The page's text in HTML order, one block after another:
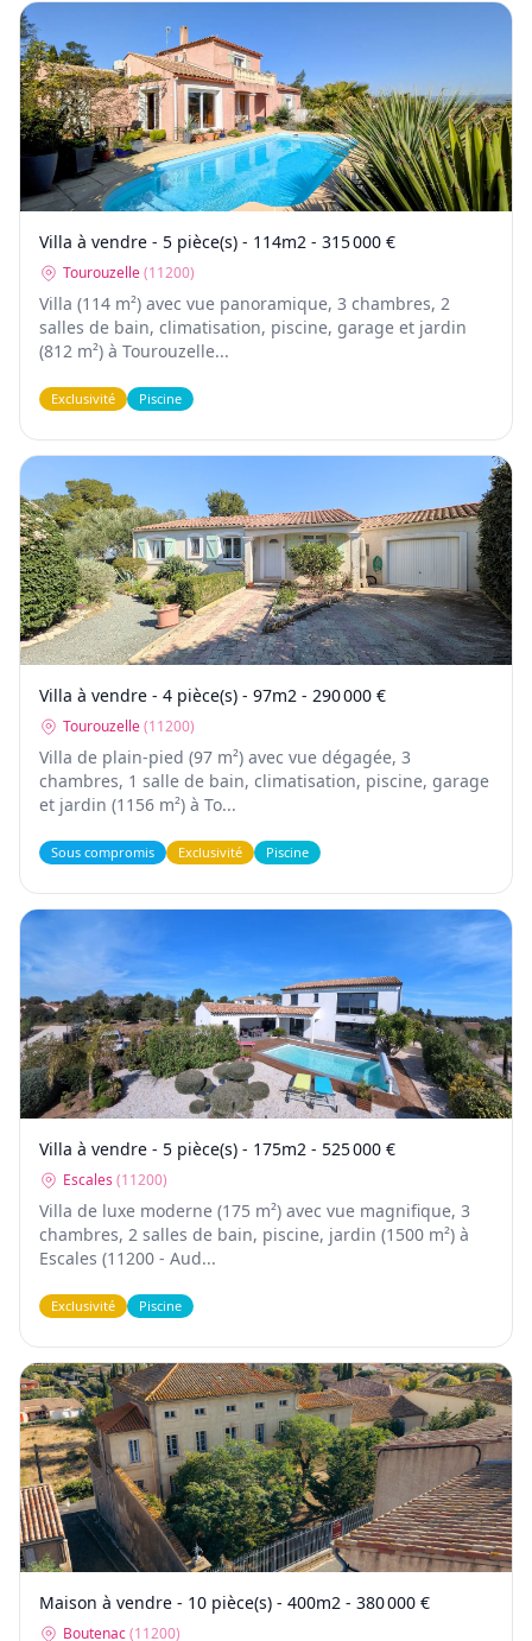
Villa à vendre - 5 pièce(s) - 114m2 - 315 000 €
Tourouzelle(11200)
Villa (114 m²) avec vue panoramique, 3 chambres, 2
salles de bain, climatisation, piscine, garage et jardin
(812 m²) à Tourouzelle...
Exclusivité Piscine
Villa à vendre - 4 pièce(s) - 97m2 - 290 000 €
Tourouzelle(11200)
Villa de plain-pied (97 m²) avec vue dégagée, 3
chambres, 1 salle de bain, climatisation, piscine, garage
et jardin (1156 m²) à To...
Sous compromis Exclusivité Piscine
Villa à vendre - 5 pièce(s) - 175m2 - 525 000 €
Escales (11200)
Villa de luxe moderne (175 m²) avec vue magnifique, 3
chambres, 2 salles de bain, piscine, jardin (1500 m²) à
Escales (11200 - Aud...
Exclusivité Piscine
Maison à vendre - 10 pièce(s) - 400m2 - 380 000 €
Boutenac(11200)